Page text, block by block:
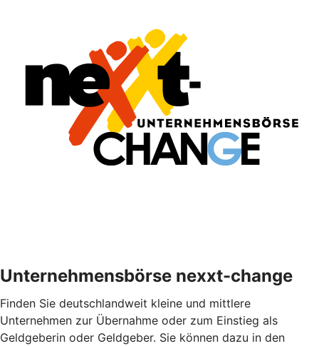
Unternehmensbörse nexxt-change
Finden Sie deutschlandweit kleine und mittlere
Unternehmen zur Übernahme oder zum Einstieg als
Geldgeberin oder Geldgeber. Sie können dazu in den